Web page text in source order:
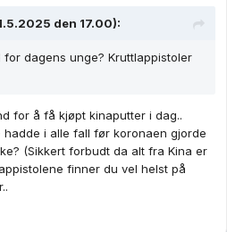
den 17.00):
dagens unge? Kruttlappistoler
for å få kjøpt kinaputter i dag..
hadde i alle fall før koronaen gjorde
(Sikkert forbudt da alt fra Kina er
finner du vel helst på